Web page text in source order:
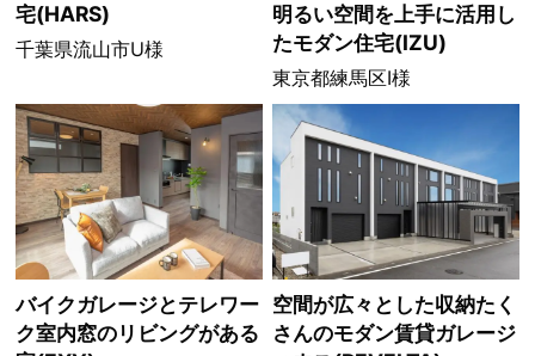
宅(HARS)
千葉県流山市U様
明るい空間を上手に活用し
たモダン住宅(IZU)
東京都練馬区I様
バイクガレージとテレワー
ク室内窓のリビングがある
空間が広々とした収納たく
さんのモダン賃貸ガレージ